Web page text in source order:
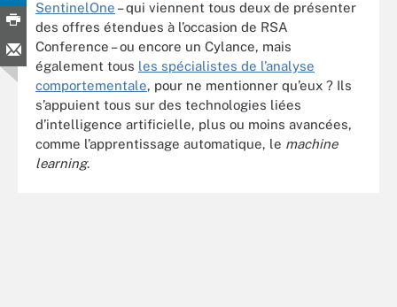
SentinelOne – qui viennent tous deux de présenter
des offres étendues à l’occasion de RSA
Conference – ou encore un Cylance, mais
également tous les spécialistes de l’analyse
comportementale, pour ne mentionner qu’eux ? Ils
s’appuient tous sur des technologies liées
d’intelligence artificielle, plus ou moins avancées,
comme l’apprentissage automatique, le machine
learning.